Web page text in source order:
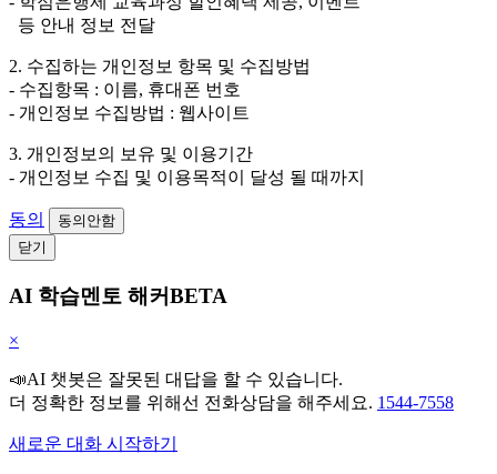
등 안내 정보 전달
2. 수집하는 개인정보 항목 및 수집방법
- 수집항목 : 이름, 휴대폰 번호
- 개인정보 수집방법 : 웹사이트
3. 개인정보의 보유 및 이용기간
- 개인정보 수집 및 이용목적이 달성 될 때까지
동의
동의안함
닫기
AI 학습멘토 해커BETA
×
📣AI 챗봇은 잘못된 대답을 할 수 있습니다.
더 정확한 정보를 위해선 전화상담을 해주세요. 1544-7558
새로운 대화 시작하기